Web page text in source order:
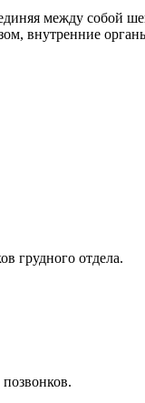
между собой
внутренние
грудного отдела.